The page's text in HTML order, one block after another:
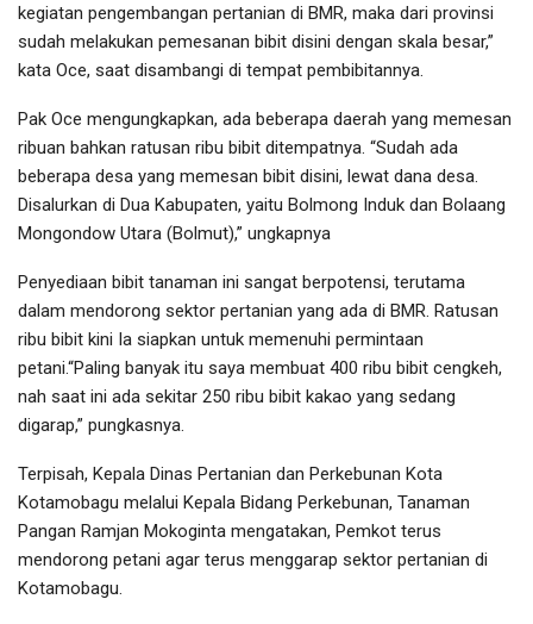
kegiatan pengembangan pertanian di BMR, maka dari provinsi
sudah melakukan pemesanan bibit disini dengan skala besar,”
kata Oce, saat disambangi di tempat pembibitannya.
Pak Oce mengungkapkan, ada beberapa daerah yang memesan
ribuan bahkan ratusan ribu bibit ditempatnya. “Sudah ada
beberapa desa yang memesan bibit disini, lewat dana desa.
Disalurkan di Dua Kabupaten, yaitu Bolmong Induk dan Bolaang
Mongondow Utara (Bolmut),” ungkapnya
Penyediaan bibit tanaman ini sangat berpotensi, terutama
dalam mendorong sektor pertanian yang ada di BMR. Ratusan
ribu bibit kini Ia siapkan untuk memenuhi permintaan
petani.“Paling banyak itu saya membuat 400 ribu bibit cengkeh,
nah saat ini ada sekitar 250 ribu bibit kakao yang sedang
digarap,” pungkasnya.
Terpisah, Kepala Dinas Pertanian dan Perkebunan Kota
Kotamobagu melalui Kepala Bidang Perkebunan, Tanaman
Pangan Ramjan Mokoginta mengatakan, Pemkot terus
mendorong petani agar terus menggarap sektor pertanian di
Kotamobagu.